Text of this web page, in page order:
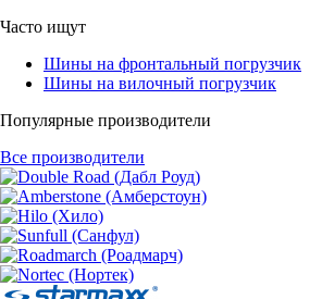
Часто ищут
Шины на фронтальный погрузчик
Шины на вилочный погрузчик
Популярные производители
Все производители